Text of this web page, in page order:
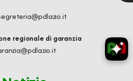
regionale di garanzia